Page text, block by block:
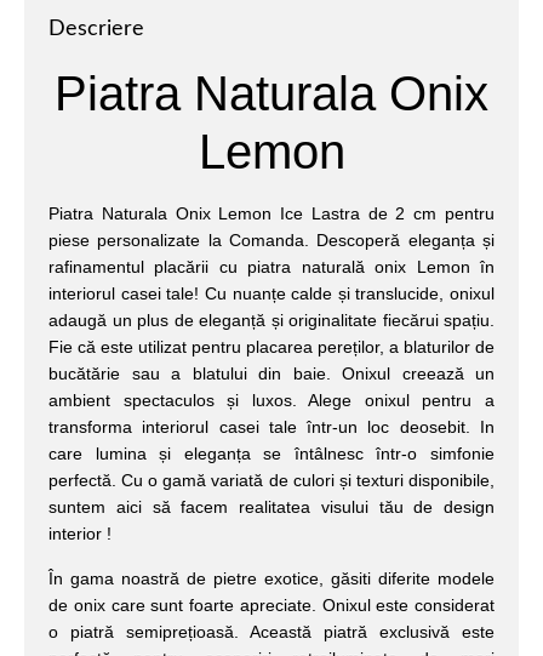
Descriere
Piatra Naturala Onix
Lemon
Piatra Naturala Onix Lemon Ice Lastra de 2 cm pentru
piese personalizate la Comanda. Descoperă eleganța și
rafinamentul placării cu piatra naturală onix Lemon în
interiorul casei tale! Cu nuanțe calde și translucide, onixul
adaugă un plus de eleganță și originalitate fiecărui spațiu.
Fie că este utilizat pentru placarea pereților, a blaturilor de
bucătărie sau a blatului din baie. Onixul creează un
ambient spectaculos și luxos. Alege onixul pentru a
transforma interiorul casei tale într-un loc deosebit. In
care lumina și eleganța se întâlnesc într-o simfonie
perfectă. Cu o gamă variată de culori și texturi disponibile,
suntem aici să facem realitatea visului tău de design
interior !
În gama noastră de pietre exotice, găsiti diferite modele
de onix care sunt foarte apreciate. Onixul este considerat
o piatră semiprețioasă. Această piatră exclusivă este